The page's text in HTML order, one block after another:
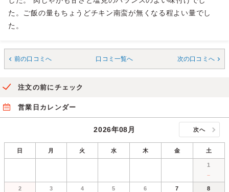
た。ご飯の量もちょうどチキン南蛮が無くなる程よい量でし
た。
前の口コミへ 口コミ一覧へ 次の口コミへ
注文の前にチェック
営業日カレンダー
2026年08月 次へ
日 月 火 水 木 金 土
1
－
2 3 4 5 6 7 8